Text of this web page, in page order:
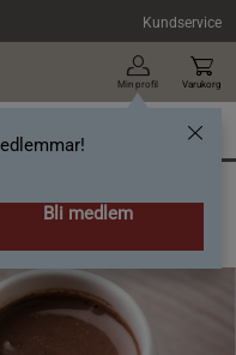
Kundservice
Min profil
Bli medlem
Varukorg